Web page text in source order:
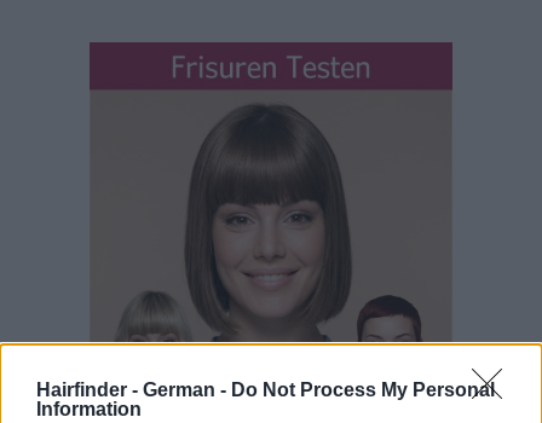
Hairfinder - German - Do Not Process My Personal
Information